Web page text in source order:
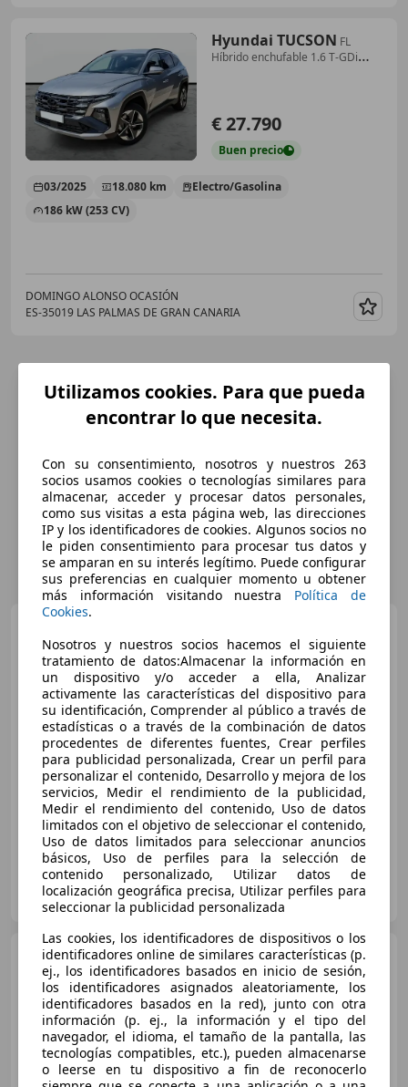
Hyundai TUCSON FL
Híbrido enchufable 1.6 T-GDi
€ 27.790
Buen precio
03/2025 18.080 km
Electro/Gasolina
186 kW (253 CV)
DOMINGO ALONSO OCASIÓN
ES-35019 LAS PALMAS DE GRAN CANARIA
Híbrido enchufable 1.6 T-GDi
(253 CV) AT6 2WD
€ 27.790
Buenprecio
03/2025 18.080 km
Electro/Gasolina
186 kW (253 CV)
DOMINGO ALONSO OCASIÓN TENERIFE
ES-38108 LA LAGUNA
Hyundai TUCSON Nuevo
1.6 T-GDi 119 kW (160 CV)
Híbrido 48V iMT6
€ 26.290
Súperoferta
Utilizamos cookies. Para que pueda
encontrar lo que necesita.
Con su consentimiento, nosotros y nuestros 263
socios usamos cookies o tecnologías similares para
almacenar, acceder y procesar datos personales,
como sus visitas a esta página web, las direcciones
IP y los identificadores de cookies. Algunos socios no
le piden consentimiento para procesar tus datos y
se amparan en su interés legítimo. Puede configurar
sus preferencias en cualquier momento u obtener
más información visitando nuestra Política de
Cookies.
Nosotros y nuestros socios hacemos el siguiente
tratamiento de datos:Almacenar la información en
un dispositivo y/o acceder a ella, Analizar
activamente las características del dispositivo para
su identificación, Comprender al público a través de
estadísticas o a través de la combinación de datos
procedentes de diferentes fuentes, Crear perfiles
para publicidad personalizada, Crear un perfil para
personalizar el contenido, Desarrollo y mejora de los
servicios, Medir el rendimiento de la publicidad,
Medir el rendimiento del contenido, Uso de datos
limitados con el objetivo de seleccionar el contenido,
Uso de datos limitados para seleccionar anuncios
básicos, Uso de perfiles para la selección de
contenido personalizado, Utilizar datos de
localización geográfica precisa, Utilizar perfiles para
seleccionar la publicidad personalizada
Las cookies, los identificadores de dispositivos o los
identificadores online de similares características (p.
ej., los identificadores basados en inicio de sesión,
los identificadores asignados aleatoriamente, los
identificadores basados en la red), junto con otra
información (p. ej., la información y el tipo del
navegador, el idioma, el tamaño de la pantalla, las
tecnologías compatibles, etc.), pueden almacenarse
o leerse en tu dispositivo a fin de reconocerlo